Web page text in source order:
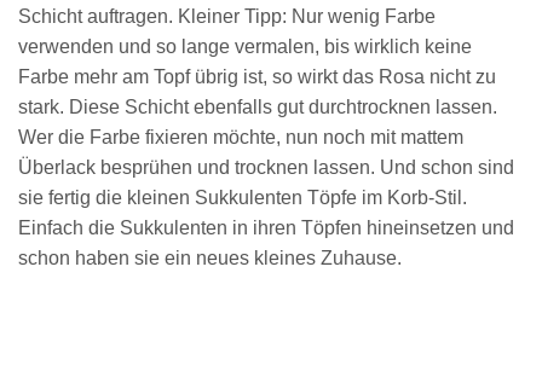
Schicht auftragen. Kleiner Tipp: Nur wenig Farbe
verwenden und so lange vermalen, bis wirklich keine
Farbe mehr am Topf übrig ist, so wirkt das Rosa nicht zu
stark. Diese Schicht ebenfalls gut durchtrocknen lassen.
Wer die Farbe fixieren möchte, nun noch mit mattem
Überlack besprühen und trocknen lassen. Und schon sind
sie fertig die kleinen Sukkulenten Töpfe im Korb-Stil.
Einfach die Sukkulenten in ihren Töpfen hineinsetzen und
schon haben sie ein neues kleines Zuhause.